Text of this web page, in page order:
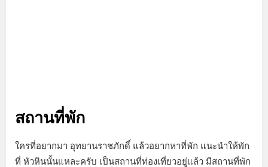
สถานที่พัก
ใครที่อยากมา อุทยานราชภักดิ์ แล้วอยากหาที่พัก แนะนำให้พัก
ที่ หัวหินนั้นแหละครับ เป็นสถานที่ท่องเที่ยวอยู่แล้ว มีสถานที่พัก